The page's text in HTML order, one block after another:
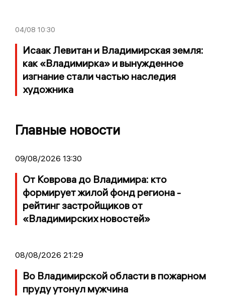
04/08 10:30
Исаак Левитан и Владимирская земля:
как «Владимирка» и вынужденное
изгнание стали частью наследия
художника
Главные новости
09/08/2026 13:30
От Коврова до Владимира: кто
формирует жилой фонд региона -
рейтинг застройщиков от
«Владимирских новостей»
08/08/2026 21:29
Во Владимирской области в пожарном
пруду утонул мужчина